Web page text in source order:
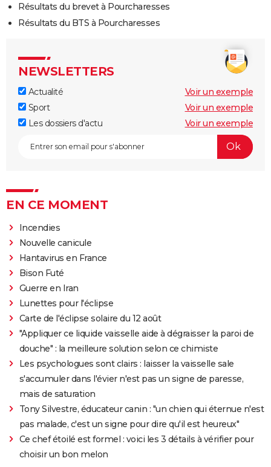
Résultats du brevet à Pourcharesses
Résultats du BTS à Pourcharesses
NEWSLETTERS
Actualité
Voir un exemple
Sport
Voir un exemple
Les dossiers d'actu
Voir un exemple
EN CE MOMENT
Incendies
Nouvelle canicule
Hantavirus en France
Bison Futé
Guerre en Iran
Lunettes pour l'éclipse
Carte de l'éclipse solaire du 12 août
"Appliquer ce liquide vaisselle aide à dégraisser la paroi de
douche" : la meilleure solution selon ce chimiste
Les psychologues sont clairs : laisser la vaisselle sale
s'accumuler dans l'évier n'est pas un signe de paresse,
mais de saturation
Tony Silvestre, éducateur canin : "un chien qui éternue n'est
pas malade, c'est un signe pour dire qu'il est heureux"
Ce chef étoilé est formel : voici les 3 détails à vérifier pour
choisir un bon melon